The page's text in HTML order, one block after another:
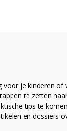
voor je kinderen of
te zetten
tips te
en dossiers